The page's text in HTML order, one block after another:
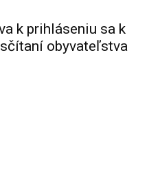
k prihláseniu sa k
obyvateľstva